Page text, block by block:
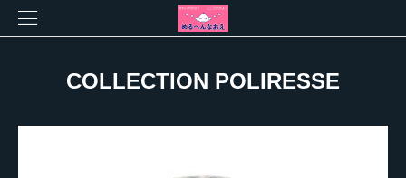
COLLECTION POLIRESSE